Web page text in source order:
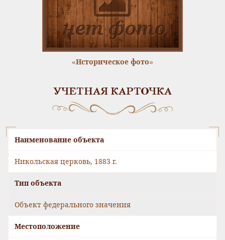
«Историческое фото»
УЧЕТНАЯ КАРТОЧКА
Наименование объекта
Никольская церковь, 1883 г.
Тип объекта
Объект федерального значения
Местоположение